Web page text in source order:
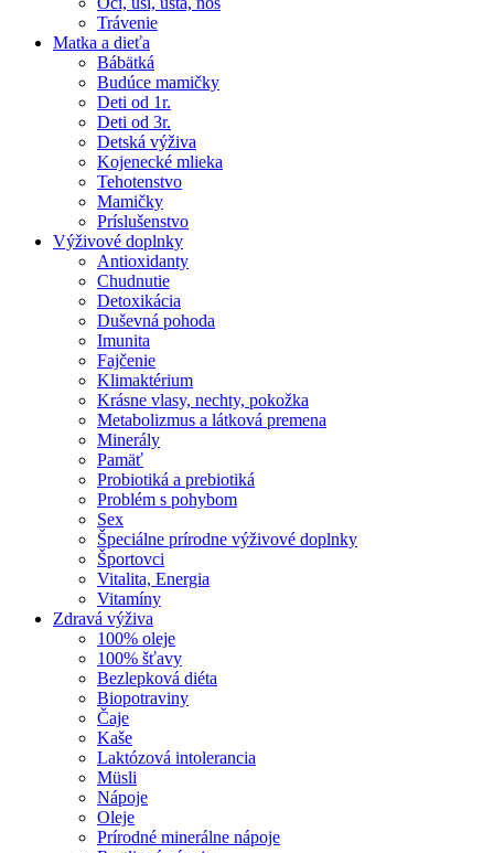
Trávenie
Matka a dieťa
Bábätká
Budúce mamičky
Deti od 1r.
Deti od 3r.
Detská výživa
Kojenecké mlieka
Tehotenstvo
Mamičky
Príslušenstvo
Výživové doplnky
Antioxidanty
Chudnutie
Detoxikácia
Duševná pohoda
Imunita
Fajčenie
Klimaktérium
Krásne vlasy, nechty, pokožka
Metabolizmus a látková premena
Minerály
Pamäť
Probiotiká a prebiotiká
Problém s pohybom
Sex
Špeciálne prírodne výživové doplnky
Športovci
Vitalita, Energia
Vitamíny
Zdravá výživa
100% oleje
100% šťavy
Bezlepková diéta
Biopotraviny
Čaje
Kaše
Laktózová intolerancia
Müsli
Nápoje
Oleje
Prírodné minerálne nápoje